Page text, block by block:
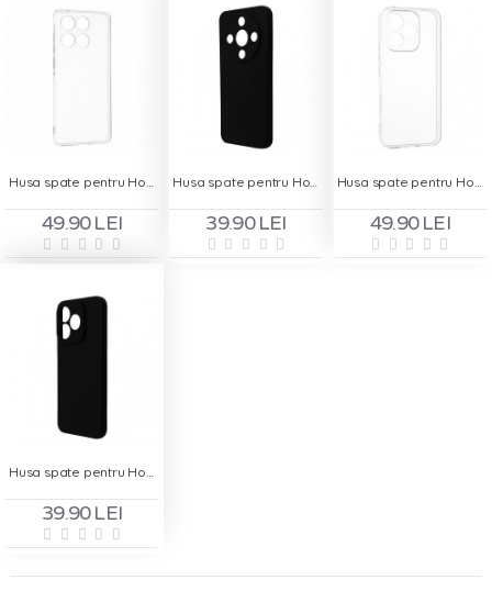
49.90 LEI 39.90 LEI 49.90 LEI
39.90 LEI